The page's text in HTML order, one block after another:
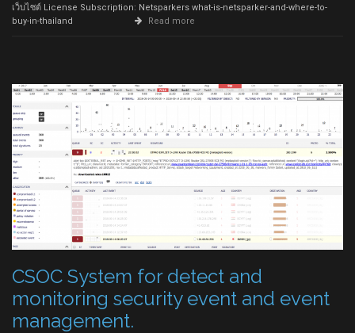
เว็บไซต์ License Subscription: Netsparkers what-is-netsparker-and-where-to-
buy-in-thailand
Read more
CSOC System for detect and
monitoring security event and event
management.